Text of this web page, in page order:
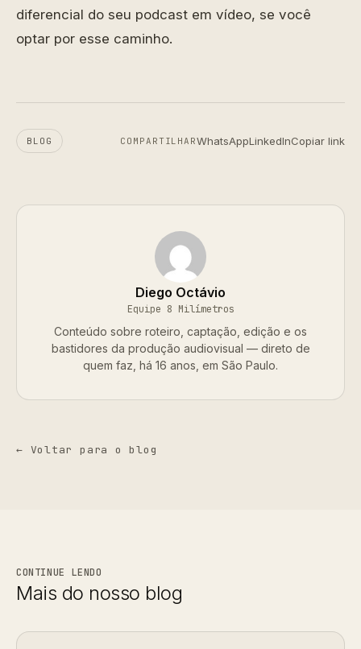
diferencial do seu podcast em vídeo, se você
optar por esse caminho.
BLOG COMPARTILHARWhatsAppLinkedInCopiar link
Diego Octávio
Equipe 8 Milímetros
Conteúdo sobre roteiro, captação, edição e os
bastidores da produção audiovisual — direto de
quem faz, há 16 anos, em São Paulo.
← Voltar para o blog
CONTINUE LENDO
Mais do nosso blog